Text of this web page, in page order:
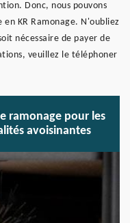
Donc, nous pouvons
KR Ramonage. N'oubliez
nécessaire de payer de
veuillez le téléphoner
ramonage pour les
avoisinantes